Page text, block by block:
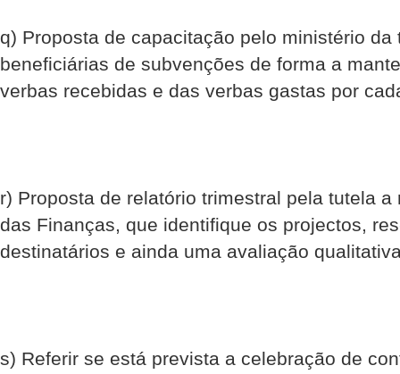
q) Proposta de capacitação pelo ministério da
beneficiárias de subvenções de forma a
verbas recebidas e das verbas gastas por
r) Proposta de relatório trimestral pela tutela
das Finanças, que identifique os projectos,
destinatários e ainda uma avaliação
s) Referir se está prevista a celebração de